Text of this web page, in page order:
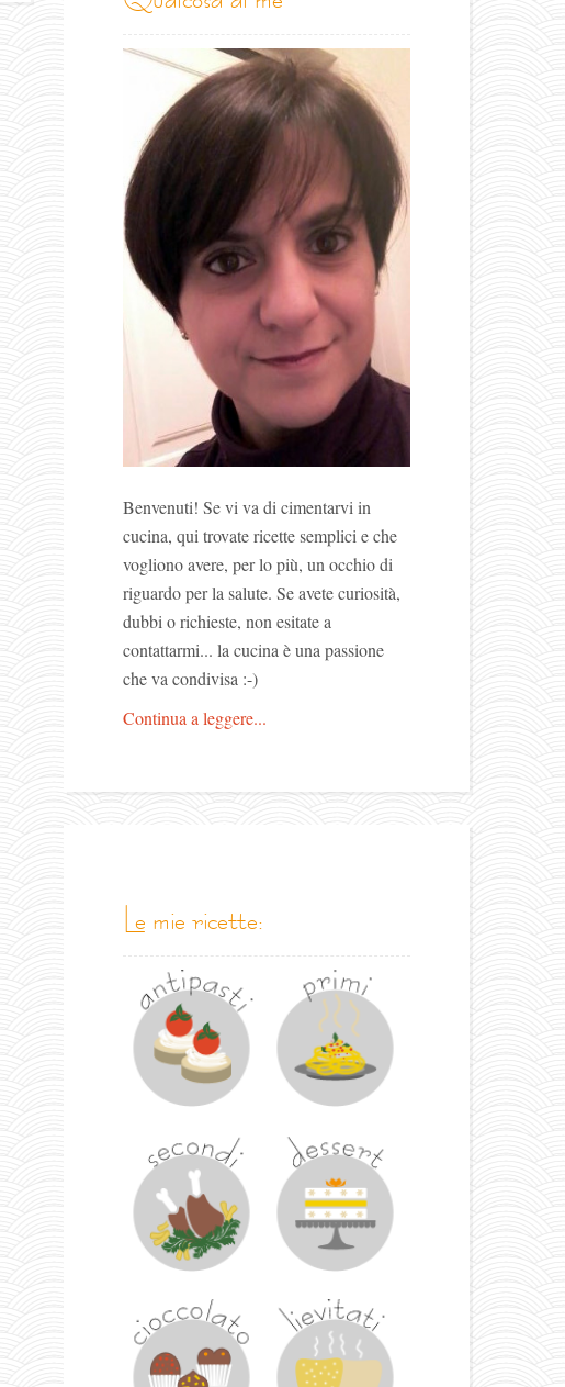
Benvenuti! Se vi va di cimentarvi in
cucina, qui trovate ricette semplici e che
vogliono avere, per lo più, un occhio di
riguardo per la salute. Se avete curiosità,
dubbi o richieste, non esitate a
contattarmi... la cucina è una passione
che va condivisa :-)
Continua a leggere...
le mie ricette: